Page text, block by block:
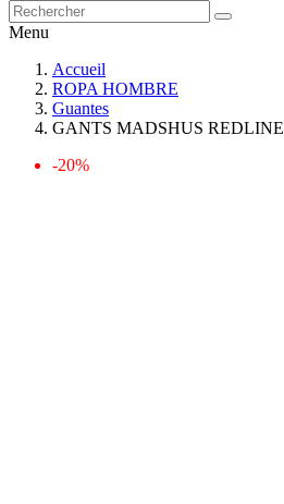
Menu
Accueil
ROPA HOMBRE
Guantes
GANTS MADSHUS REDLINE
-20%